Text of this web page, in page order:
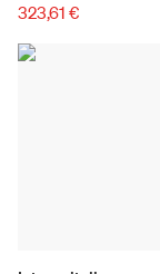
323,61 €